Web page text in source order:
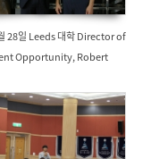
28일 Leeds 대학 Director of
Opportunity, Robert